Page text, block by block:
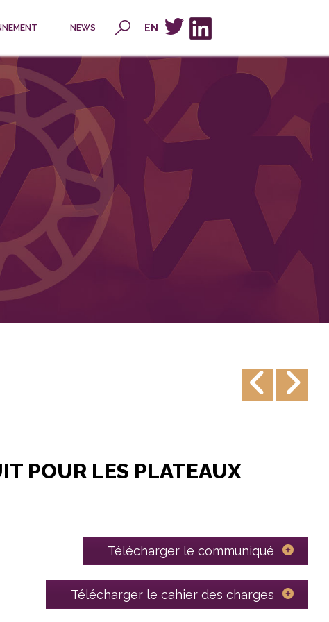
NEWS EN
POUR LES PLATEAUX
Télécharger le communiqué
Télécharger le cahier des charges